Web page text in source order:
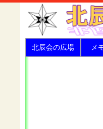
北辰会の広場 メ